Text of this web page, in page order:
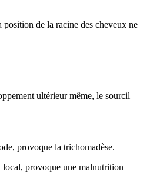
position de la racine des cheveux ne
ultérieur même, le sourcil
provoque la trichomadèse.
local, provoque une malnutrition